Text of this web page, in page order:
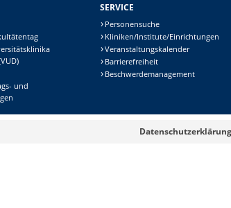
und
SERVICE
Personensuche
Kliniken/Institute/Einrichtungen
Veranstaltungskalender
Barrierefreiheit
Beschwerdemanagement